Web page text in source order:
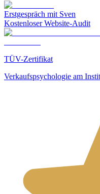
Erstgespräch mit Sven
Kostenloser Website-Audit
TÜV-Zertifikat
Verkaufspsychologie am